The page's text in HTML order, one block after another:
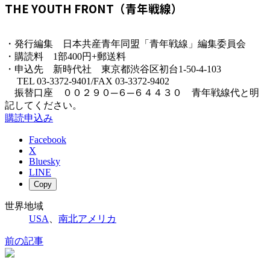
THE YOUTH FRONT（青年戦線）
・発行編集 日本共産青年同盟「青年戦線」編集委員会
・購読料 1部400円+郵送料
・申込先 新時代社 東京都渋谷区初台1-50-4-103
TEL 03-3372-9401/FAX 03-3372-9402
振替口座 ００２９０─６─６４４３０ 青年戦線代と明
記してください。
購読申込み
Facebook
X
Bluesky
LINE
Copy
世界地域
USA
南北アメリカ
前の記事